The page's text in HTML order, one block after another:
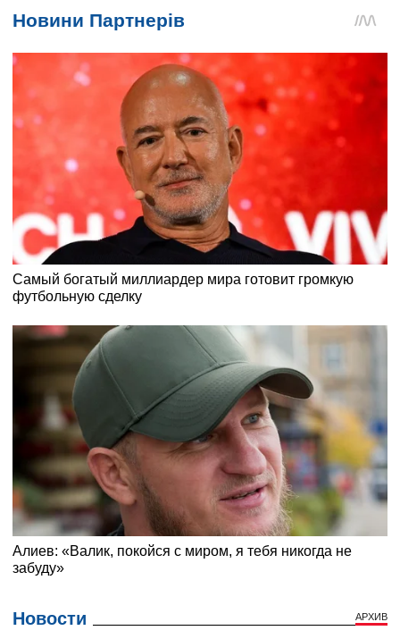
Новости АРХИВ